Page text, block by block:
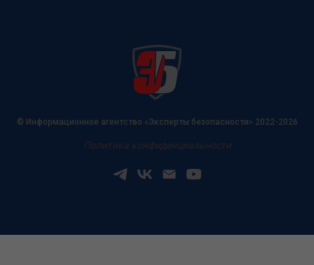
© Информационное агентство «Эксперты безопасности» 2022-2026
Политика конфиденциальности